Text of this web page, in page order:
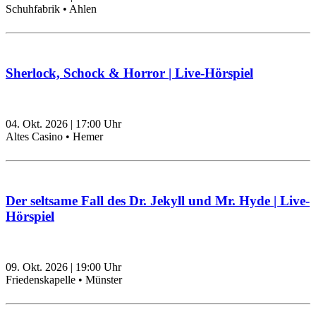
Schuhfabrik • Ahlen
Sherlock, Schock & Horror | Live-Hörspiel
04. Okt. 2026 | 17:00 Uhr
Altes Casino • Hemer
Der seltsame Fall des Dr. Jekyll und Mr. Hyde | Live-
Hörspiel
09. Okt. 2026 | 19:00 Uhr
Friedenskapelle • Münster